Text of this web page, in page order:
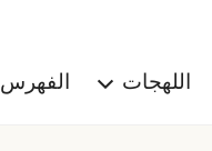
اللهجات الفهرس